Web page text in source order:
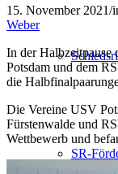
SR-
15. November 2021/
Weber
In der Halbzeitpause
Potsdam und dem
die
Die Vereine USV
Fürstenwalde und
Wettbewerb und